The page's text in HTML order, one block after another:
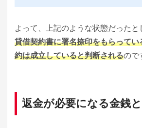
よって、上記のような状態だったと
貸借契約書に署名捺印をもらってい
約は成立していると判断されるので
返金が必要になる金銭